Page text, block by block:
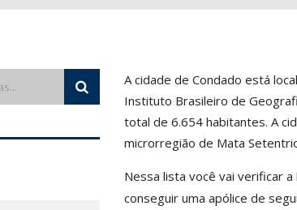
A cidade de Condado está
Instituto Brasileiro de
total de 6.654 habitantes. A
microrregião de Mata
Nessa lista você vai verificar a
conseguir uma apólice de